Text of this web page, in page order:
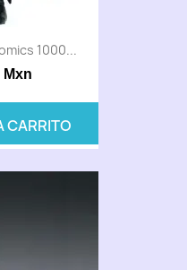
1000...
Mxn
CARRITO